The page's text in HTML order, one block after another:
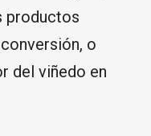
productos
o
del viñedo en